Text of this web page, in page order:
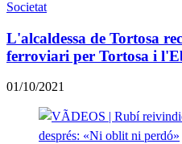
Societat
L'alcaldessa de Tortosa
ferroviari per Tortosa i
01/10/2021